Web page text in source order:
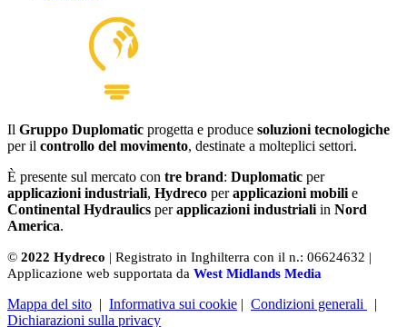
Il Gruppo Duplomatic progetta e produce soluzioni tecnologiche
per il controllo del movimento, destinate a molteplici settori.
È presente sul mercato con tre brand: Duplomatic per
applicazioni industriali, Hydreco perapplicazioni mobili e
Continental Hydraulics perapplicazioni industriali in Nord
America.
© 2022 Hydreco | Registrato in Inghilterra con il n.: 06624632 |
Applicazione web supportata da West Midlands Media
Mappa del sito | Informativa sui cookie | Condizioni generali
|
Dichiarazioni sulla privacy